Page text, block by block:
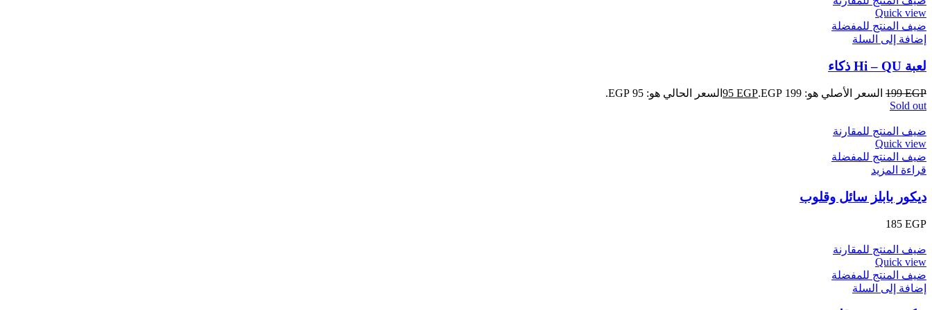
Quick view
ضيف المنتج للمفضلة
إضافة إلى السلة
لعبة Hi – QU ذكاء
199EGP السعر الأصلي هو: 199 EGP. 95 EGP
السعر الحالي هو: 95 EGP.
Sold out
ضيف المنتج للمقارنة
Quick view
ضيف المنتج للمفضلة
قراءة المزيد
ديكور بابلز سائل وقلوب
185 EGP
ضيف المنتج للمقارنة
Quick view
ضيف المنتج للمفضلة
إضافة إلى السلة